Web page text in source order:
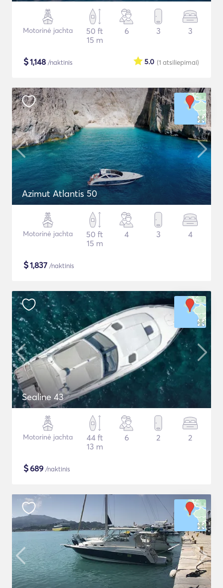
Motorinė jachta
50 ft
15 m
6 3 3
$1,148 /naktinis (1 atsiliepimai)
5.0
Azimut Atlantis 50
Motorinė jachta
50 ft
15 m
4 3 4
$1,837 /naktinis
Sealine 43
Motorinė jachta
44 ft
13 m
6 2 2
$689 /naktinis